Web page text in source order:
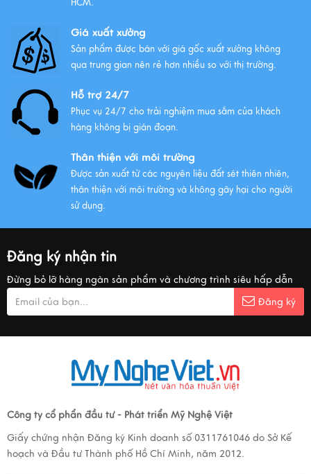
HCM.
Giá xuất xưởng
Sản phẩm được bán với giá gốc xuất xưởng không
qua trung gian nên rẻ hơn nhiều so với thị trường.
Hỗ trợ 24/7
Phục vụ 24/7 cho trải nghiệm mua sắm của khách
hàng không bị gián đoạn.
Thân thiện với môi trường
Được sản xuất từ các nguyên liệu đất sét thiên nhiên,
thân thiện với môi trường và không gây hại cho người
sử dụng.
Đăng ký nhận tin
Đừng bỏ lỡ hàng ngàn sản phẩm và chương trình siêu hấp dẫn
Đăng ký
Công ty cổ phẩn đầu tư - Phát triển Mỹ Nghệ Việt
Giấy chứng nhận Đăng ký Kinh doanh số 0311761046 do Sở Kế
hoạch và Đầu tư Thành phố Hồ Chí Minh, năm 2012.